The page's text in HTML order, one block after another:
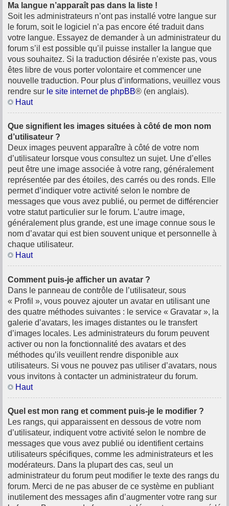
Ma langue n’apparaît pas dans la liste !
Soit les administrateurs n’ont pas installé votre langue sur
le forum, soit le logiciel n’a pas encore été traduit dans
votre langue. Essayez de demander à un administrateur du
forum s’il est possible qu’il puisse installer la langue que
vous souhaitez. Si la traduction désirée n’existe pas, vous
êtes libre de vous porter volontaire et commencer une
nouvelle traduction. Pour plus d’informations, veuillez vous
rendre sur le site internet de phpBB® (en anglais).
Haut
Que signifient les images situées à côté de mon nom
d’utilisateur ?
Deux images peuvent apparaître à côté de votre nom
d’utilisateur lorsque vous consultez un sujet. Une d’elles
peut être une image associée à votre rang, généralement
représentée par des étoiles, des carrés ou des ronds. Elle
permet d’indiquer votre activité selon le nombre de
messages que vous avez publié, ou permet de différencier
votre statut particulier sur le forum. L’autre image,
généralement plus grande, est une image connue sous le
nom d’avatar qui est bien souvent unique et personnelle à
chaque utilisateur.
Haut
Comment puis-je afficher un avatar ?
Dans le panneau de contrôle de l’utilisateur, sous
« Profil », vous pouvez ajouter un avatar en utilisant une
des quatre méthodes suivantes : le service « Gravatar », la
galerie d’avatars, les images distantes ou le transfert
d’images locales. Les administrateurs du forum peuvent
activer ou non la fonctionnalité des avatars et des
méthodes qu’ils veuillent rendre disponible aux
utilisateurs. Si vous ne pouvez pas utiliser d’avatars, nous
vous invitons à contacter un administrateur du forum.
Haut
Quel est mon rang et comment puis-je le modifier ?
Les rangs, qui apparaissent en dessous de votre nom
d’utilisateur, indiquent votre activité selon le nombre de
messages que vous avez publié ou identifient certains
utilisateurs spécifiques, comme les administrateurs et les
modérateurs. Dans la plupart des cas, seul un
administrateur du forum peut modifier le texte des rangs du
forum. Merci de ne pas abuser de ce système en publiant
inutilement des messages afin d’augmenter votre rang sur